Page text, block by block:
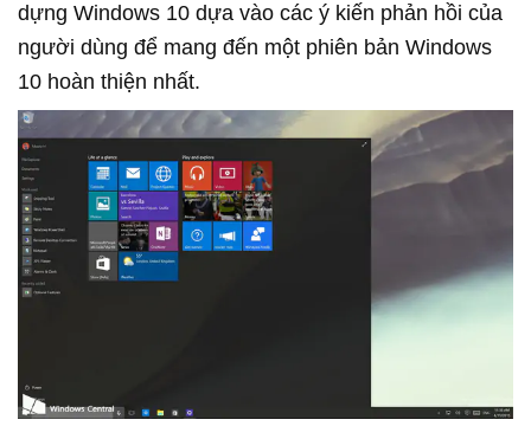
dựng Windows 10 dựa vào các ý kiến phản hồi của
người dùng để mang đến một phiên bản Windows
10 hoàn thiện nhất.